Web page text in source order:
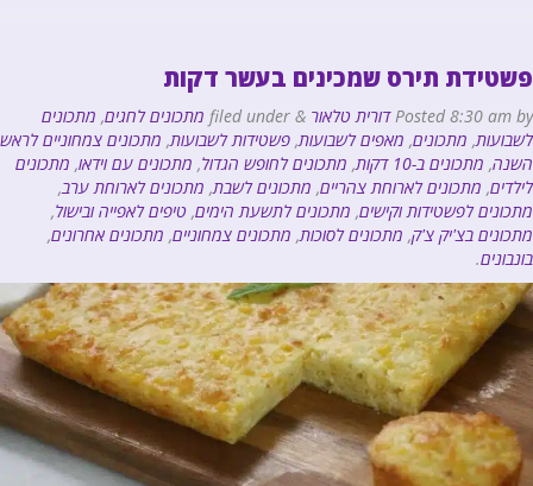
פשטידת תירס שמכינים בעשר דקות
Posted8:30 am by דורית טלאור & מתכונים לחגים, מתכונים
לשבועות, מתכונים, מאפים לשבועות, פשטידות לשבועות, מתכונים צמחוניים לראש
השנה, מתכונים ב-10 דקות , מתכונים לחופש הגדול, מתכונים עם וידאו, מתכונים
לילדים, מתכונים לארוחת צהריים, מתכונים לשבת, מתכונים לארוחת ערב,
מתכונים לפשטידות וקישים, מתכונים לתשעת הימים, טיפים לאפייה ובישול,
מתכונים בצ'יק צ'ק, מתכונים לסוכות, מתכונים צמחוניים, מתכונים אחרונים,
בונבונים.